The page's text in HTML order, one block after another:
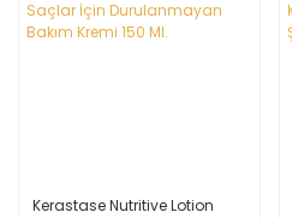
Kerastase Nutritive Lotion